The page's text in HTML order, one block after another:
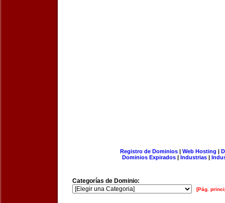
Registro de Dominios| Web Hosting |
Dominios Expirados | Industrias |
Categorías de Dominio:
[Pág.